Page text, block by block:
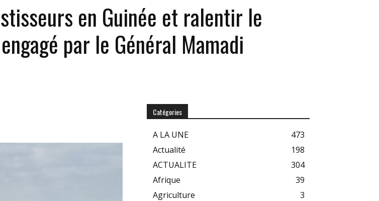
POUR
en Guinée et ralentir le
par le Général Mamadi
Catégories
A LA UNE
473
Actualité
198
ACTUALITE
304
Afrique
39
Agriculture
3